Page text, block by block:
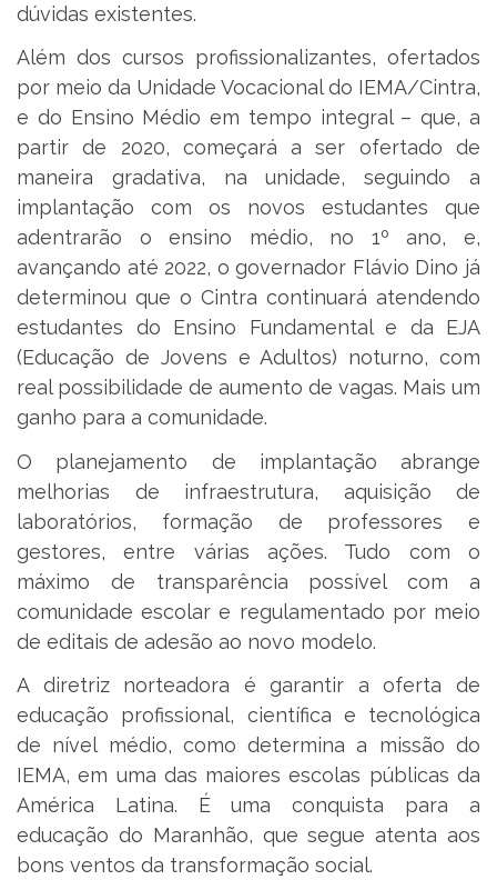
dúvidas existentes.
Além dos cursos profissionalizantes, ofertados
por meio da Unidade Vocacional do IEMA/Cintra,
e do Ensino Médio em tempo integral – que, a
partir de 2020, começará a ser ofertado de
maneira gradativa, na unidade, seguindo a
implantação com os novos estudantes que
adentrarão o ensino médio, no 1º ano, e,
avançando até 2022, o governador Flávio Dino já
determinou que o Cintra continuará atendendo
estudantes do Ensino Fundamental e da EJA
(Educação de Jovens e Adultos) noturno, com
real possibilidade de aumento de vagas. Mais um
ganho para a comunidade.
O planejamento de implantação abrange
melhorias de infraestrutura, aquisição de
laboratórios, formação de professores e
gestores, entre várias ações. Tudo com o
máximo de transparência possível com a
comunidade escolar e regulamentado por meio
de editais de adesão ao novo modelo.
A diretriz norteadora é garantir a oferta de
educação profissional, científica e tecnológica
de nível médio, como determina a missão do
IEMA, em uma das maiores escolas públicas da
América Latina. É uma conquista para a
educação do Maranhão, que segue atenta aos
bons ventos da transformação social.